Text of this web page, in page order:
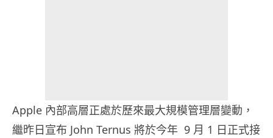
Apple 內部高層正處於歷來最大規模管理層變動，
繼昨日宣布 John Ternus 將於今年 9 月 1 日正式接